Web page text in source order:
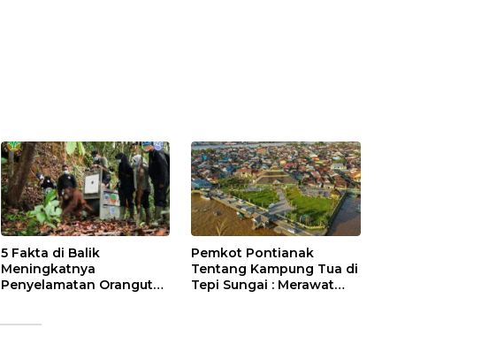
5 Fakta di Balik
Meningkatnya
Penyelamatan Orangutan
Pemkot Pontianak
Tentang Kampung Tua di
Tepi Sungai : Merawat